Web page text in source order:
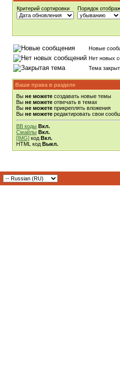
Критерий сортировки
Порядок
Новые
Нет новых
Тема
Ваши права в разделе
Вы не можете создавать новые темы
Вы не можете отвечать в темах
Вы не можете прикреплять вложения
Вы не можете редактировать свои
BB коды Вкл.
Смайлы Вкл.
[IMG] код Вкл.
HTML код Выкл.